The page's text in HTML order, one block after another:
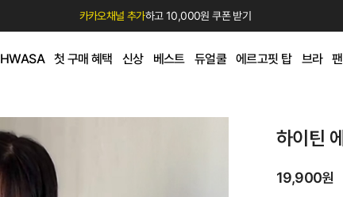
카카오채널 추가하고 10,000원 쿠폰 받기
HWASA 첫 구매 혜택 신상 베스트 듀얼쿨 에르고핏 탑 브라
하이틴
19,900원